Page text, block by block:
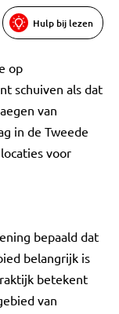
Hulp bij lezen
op
schuiven als dat
van
in de Tweede
voor
bepaald dat
belangrijk is
betekent
van